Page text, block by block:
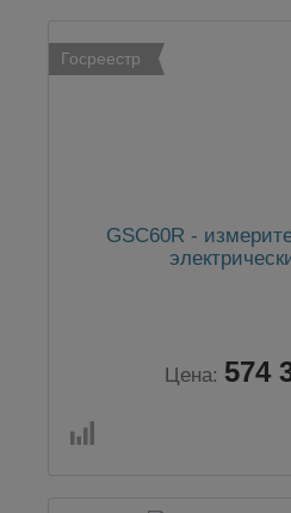
Госреестр
GSC60R -
Цена: 574